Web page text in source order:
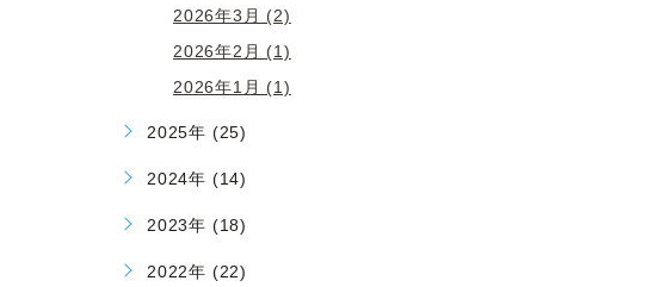
2026年3月 (2)
2026年2月 (1)
2026年1月 (1)
2025年 (25)
2024年 (14)
2023年 (18)
2022年 (22)